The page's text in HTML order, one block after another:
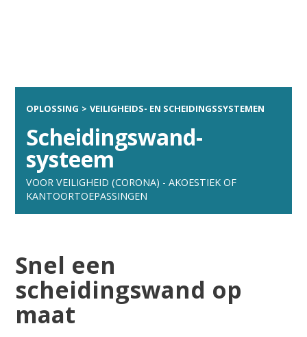
OPLOSSING > VEILIGHEIDS- EN SCHEIDINGS­SYSTEMEN
Scheidingswand-
systeem
VOOR VEILIGHEID (CORONA) - AKOESTIEK OF
KANTOORTOEPASSINGEN
Snel een
scheidingswand op
maat